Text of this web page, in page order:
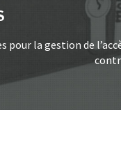
pour la gestion de